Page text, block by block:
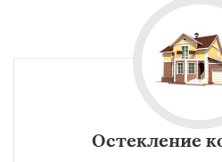
Остекление